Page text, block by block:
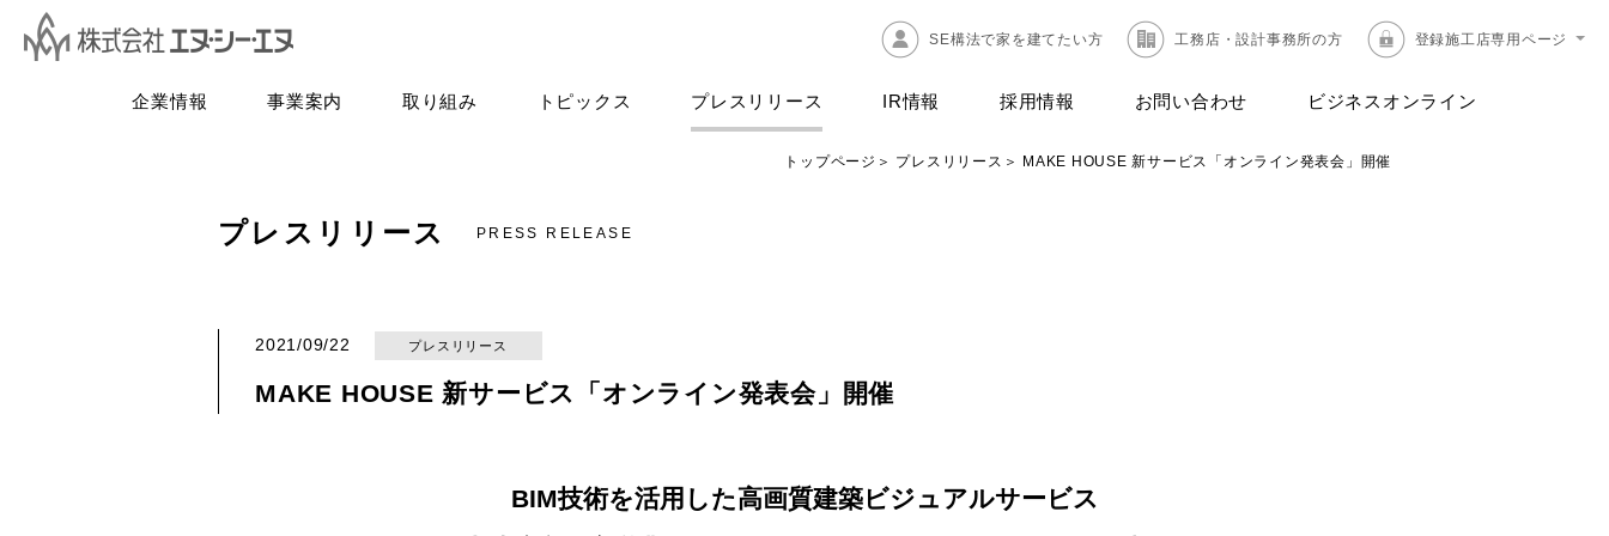
企業情報 事業案内 取り組み トピックス プレスリリース IR情報 採用情報 お問い合わせ ビジネスオンライン
SE構法で家を建てたい方 工務店・設計事務所の方 登録施工店専用ページ
トップページ プレスリリース MAKE HOUSE 新サービス「オンライン発表会」開催
プレスリリース PRESS RELEASE
2021/09/22 プレスリリース
MAKE HOUSE 新サービス「オンライン発表会」開催
BIM技術を活用した高画質建築ビジュアルサービス